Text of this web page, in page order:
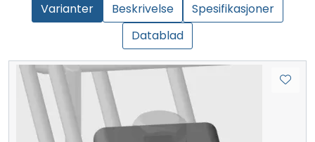
Varianter Beskrivelse
Spesifikasjoner
Datablad